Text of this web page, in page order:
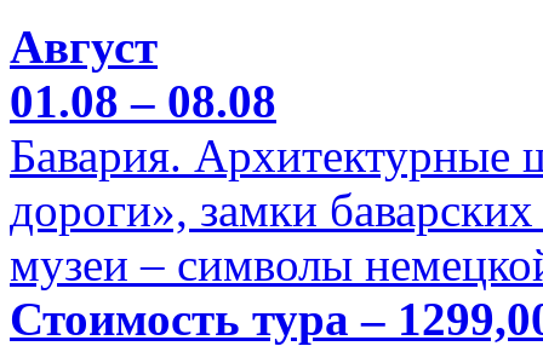
Август
01.08 – 08.08
Бавария. Архитектурные
дороги», замки
музеи – символы
Стоимость тура –